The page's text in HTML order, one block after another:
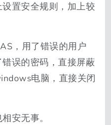
置安全规则，加上较
，用了错误的用户
误的密码，直接屏蔽
电脑，直接关闭
安无事。